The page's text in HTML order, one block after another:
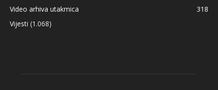
Video arhiva utakmica
318
Vijesti (1.068)